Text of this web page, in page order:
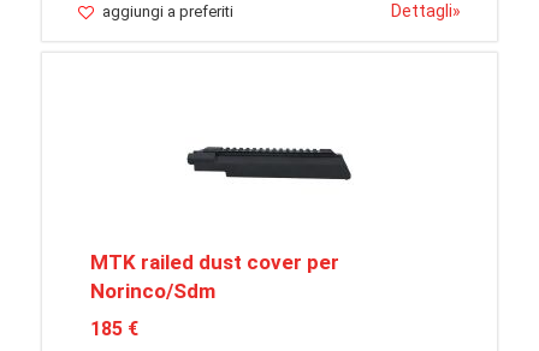
aggiungi a preferiti Dettagli»
MTK railed dust cover per
Norinco/Sdm
185 €